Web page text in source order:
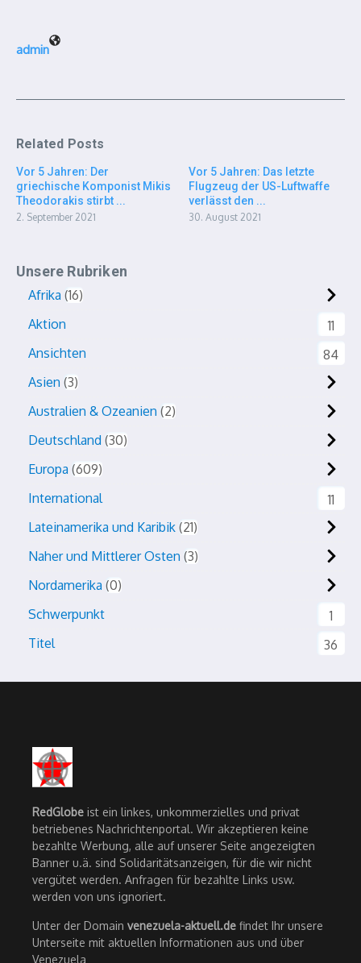
admin
Related Posts
Vor 5 Jahren: Der
griechische Komponist Mikis
Theodorakis stirbt ...
2. September 2021
Vor 5 Jahren: Das letzte
Flugzeug der US-Luftwaffe
verlässt den ...
30. August 2021
Unsere Rubriken
Afrika 16
Aktion
11
Ansichten
84
Asien 3
Australien & Ozeanien 2
Deutschland 30
Europa 609
International
11
Lateinamerika und Karibik 21
Naher und Mittlerer Osten 3
Nordamerika 0
Schwerpunkt
1
Titel
36
RedGlobe ist ein linkes, unkommerzielles und privat
betriebenes Nachrichtenportal. Wir akzeptieren keine
bezahlte Werbung, alle auf unserer Seite angezeigten
Banner u.ä. sind Solidaritätsanzeigen, für die wir nicht
vergütet werden. Anfragen für bezahlte Links usw.
werden von uns ignoriert.
Unter der Domain venezuela-aktuell.de findet Ihr unsere
Unterseite mit aktuellen Informationen aus und über
Venezuela